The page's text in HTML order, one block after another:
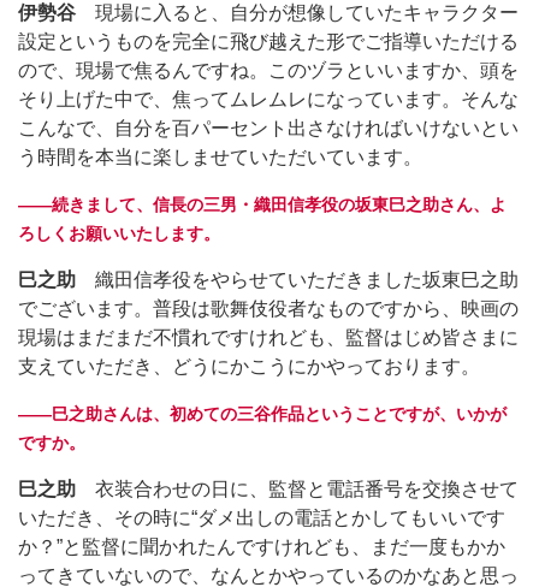
伊勢谷 現場に入ると、自分が想像していたキャラクター
設定というものを完全に飛び越えた形でご指導いただける
ので、現場で焦るんですね。このヅラといいますか、頭を
そり上げた中で、焦ってムレムレになっています。そんな
こんなで、自分を百パーセント出さなければいけないとい
う時間を本当に楽しませていただいています。
――続きまして、信長の三男・織田信孝役の坂東巳之助さん、よ
ろしくお願いいたします。
巳之助 織田信孝役をやらせていただきました坂東巳之助
でございます。普段は歌舞伎役者なものですから、映画の
現場はまだまだ不慣れですけれども、監督はじめ皆さまに
支えていただき、どうにかこうにかやっております。
――巳之助さんは、初めての三谷作品ということですが、いかが
ですか。
巳之助 衣装合わせの日に、監督と電話番号を交換させて
いただき、その時に“ダメ出しの電話とかしてもいいです
か？”と監督に聞かれたんですけれども、まだ一度もかか
ってきていないので、なんとかやっているのかなあと思っ